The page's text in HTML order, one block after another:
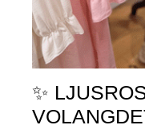
✨